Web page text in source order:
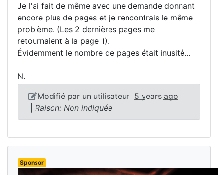
Je l'ai fait de même avec une demande donnant
encore plus de pages et je rencontrais le même
problème. (Les 2 dernières pages me
retournaient à la page 1).
Évidemment le nombre de pages était inusité...
N.
Modifié par un utilisateur 5 years ago
Raison: Non indiquée
Sponsor